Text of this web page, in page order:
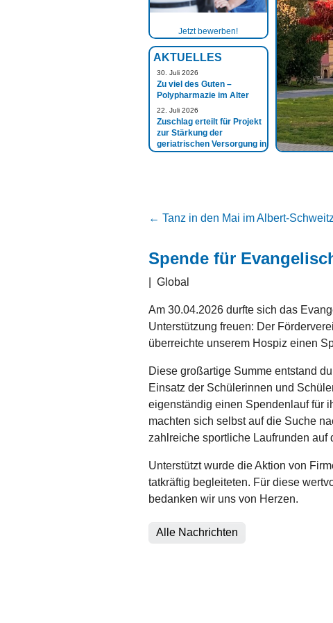
Jetzt bewerben!
AKTUELLES
30. Juli 2026
Zu viel des Guten –
Polypharmazie im Alter
22. Juli 2026
Zuschlag erteilt für Projekt
zur Stärkung der
geriatrischen Versorgung in
der Grenzregion
← Tanz in den Mai im Albert-
Spende für
Global
Am 30.04.2026 durfte sich das
Unterstützung freuen: Der
überreichte unserem Hospiz einen
Diese großartige Summe entstand
Einsatz der Schülerinnen und
eigenständig einen Spendenlauf für
machten sich selbst auf die Suche
zahlreiche sportliche Laufrunden auf
Unterstützt wurde die Aktion von
tatkräftig begleiteten. Für diese
bedanken wir uns von Herzen.
Alle Nachrichten